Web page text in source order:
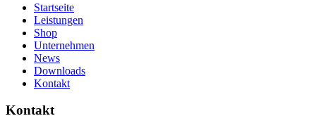
Startseite
Leistungen
Shop
Unternehmen
News
Downloads
Kontakt
Kontakt